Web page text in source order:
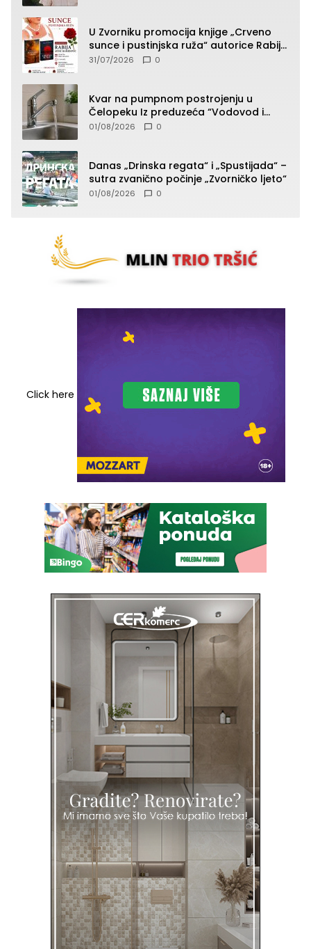
U Zvorniku promocija knjige „Crveno
sunce i pustinjska ruža“ autorice Rabije
Avdić-Hamidović
31/07/2026 0
Kvar na pumpnom postrojenju u
Čelopeku Iz preduzeća “Vodovod i
komunalije”
01/08/2026 0
Danas „Drinska regata“ i „Spustijada“ –
sutra zvanično počinje „Zvorničko ljeto“
01/08/2026 0
Click here